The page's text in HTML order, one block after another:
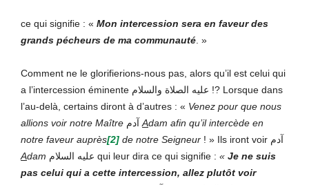
ce qui signifie : « Mon intercession sera en faveur des
grands pécheurs de ma communauté . »
Comment ne le glorifierions-nous pas, alors qu’il est celui qui
a l’intercession éminente عليه الصلاة والسلام !? Lorsque dans
l’au-delà, certains diront à d’autres : « Venez pour que nous
allions voir notre Maître
Adam afin qu’il intercède en
notre faveur auprès[2] de notre Seigneur
! » Ils iront voir آدم
Adam عليه السلام qui leur dira ce qui signifie : « Je ne suis
pas celui qui a cette intercession, allez plutôt voir